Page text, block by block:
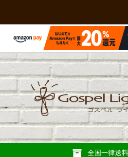
全国一律送